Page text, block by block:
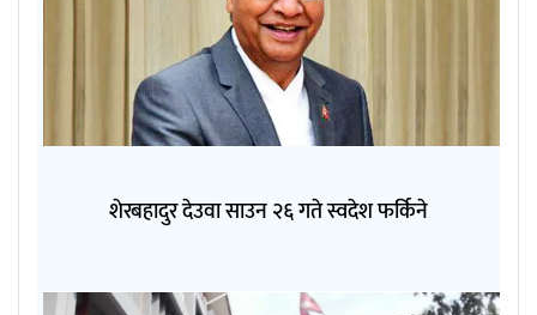
शेरबहादुर देउवा साउन २६ गते स्वदेश फर्किने